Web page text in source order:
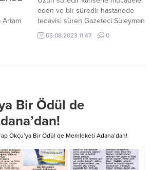
Artam
ve
örnek
eden ve bir süredir hastanede
tedavisi süren Gazeteci Süleyman
Özışık vefat etti. Süleyman
Özışık’ın vefat haberini Hadi
Süleyman Özışık vefat etti.
05.08.2023 11:47 0
Bir Ödül de
Okçu’ya Bir Ödül de Memleketi Adana’dan!